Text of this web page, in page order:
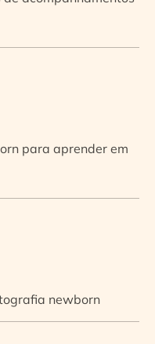
para aprender em
newborn